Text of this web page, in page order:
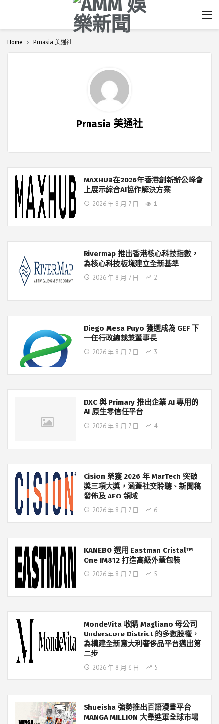
Home Prnasia 美通社
Prnasia 美通社
MAXHUB在2026年香港創新辦公峰會
上展示綜合AI協作解決方案
2026 年 8 月 7 日 1
Rivermap 推出香港核心科技指數，
為核心科技板塊建立全新基準
2026 年 8 月 7 日 2
Diego Mesa Puyo 獲選成為 GEF 下
一任行政總裁兼董事長
2026 年 8 月 7 日 3
DXC 與 Primary 推出企業 AI 專用的
AI 原生零信任平台
2026 年 8 月 7 日 4
Cision 榮獲 2026 年 MarTech 突破
獎三項大獎，涵蓋社交聆聽、新聞稿
發佈及 AEO 領域
2026 年 8 月 7 日 6
KANEBO 選用 Eastman Cristal™
One IM812 打造高級外蓋包裝
2026 年 8 月 7 日 5
MondeVita 收購 Magliano 母公司
Underscore District 的多數股權，
為構建全新意大利奢侈品平台邁出第
二步
2026 年 8 月 6 日 5
Shueisha 強勢推出百語漫畫平台
MANGA MILLION 大舉進軍全球市場